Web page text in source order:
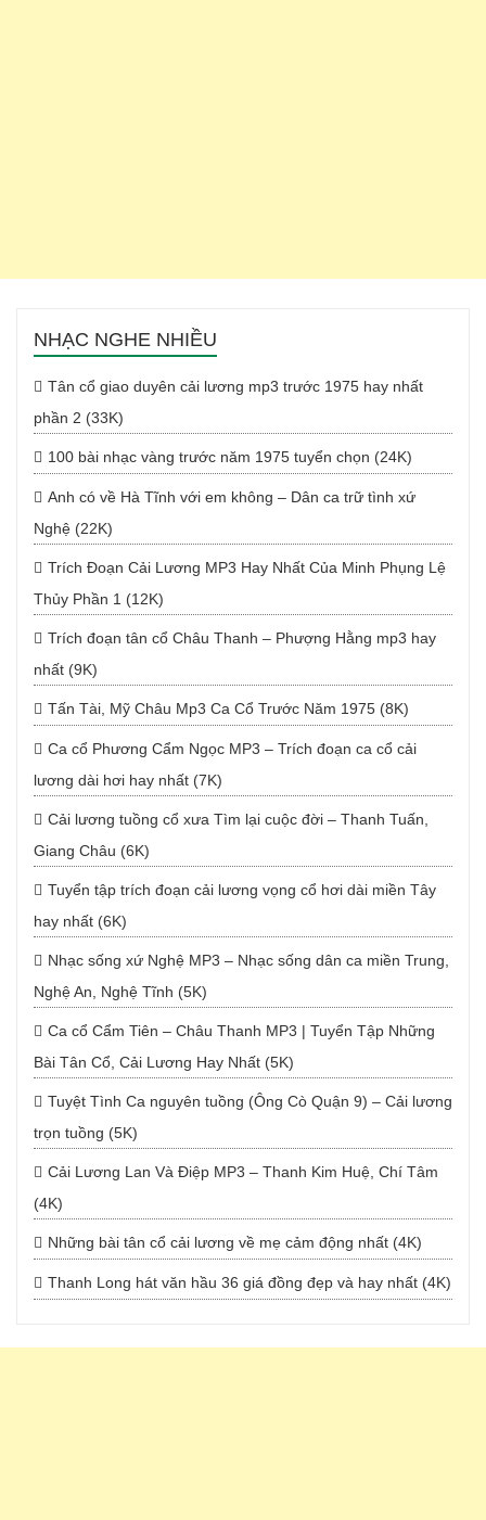
NHẠC NGHE NHIỀU
Tân cổ giao duyên cải lương mp3 trước 1975 hay nhất
phần 2 (33K)
100 bài nhạc vàng trước năm 1975 tuyển chọn (24K)
Anh có về Hà Tĩnh với em không – Dân ca trữ tình xứ
Nghệ (22K)
Trích Đoạn Cải Lương MP3 Hay Nhất Của Minh Phụng Lệ
Thủy Phần 1 (12K)
Trích đoạn tân cổ Châu Thanh – Phượng Hằng mp3 hay
nhất (9K)
Tấn Tài, Mỹ Châu Mp3 Ca Cổ Trước Năm 1975 (8K)
Ca cổ Phương Cẩm Ngọc MP3 – Trích đoạn ca cổ cải
lương dài hơi hay nhất (7K)
Cải lương tuồng cổ xưa Tìm lại cuộc đời – Thanh Tuấn,
Giang Châu (6K)
Tuyển tập trích đoạn cải lương vọng cổ hơi dài miền Tây
hay nhất (6K)
Nhạc sống xứ Nghệ MP3 – Nhạc sống dân ca miền Trung,
Nghệ An, Nghệ Tĩnh (5K)
Ca cổ Cẩm Tiên – Châu Thanh MP3 | Tuyển Tập Những
Bài Tân Cổ, Cải Lương Hay Nhất (5K)
Tuyệt Tình Ca nguyên tuồng (Ông Cò Quận 9) – Cải lương
trọn tuồng (5K)
Cải Lương Lan Và Điệp MP3 – Thanh Kim Huệ, Chí Tâm
(4K)
Những bài tân cổ cải lương về mẹ cảm động nhất (4K)
Thanh Long hát văn hầu 36 giá đồng đẹp và hay nhất (4K)